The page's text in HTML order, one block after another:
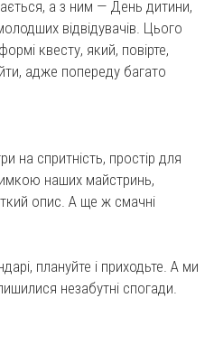
а з ним — День дитини,
відвідувачів. Цього
квесту, який, повірте,
адже попереду багато
на спритність, простір для
наших майстринь,
опис. А ще ж смачні
плануйте і приходьте. А ми
незабутні спогади.